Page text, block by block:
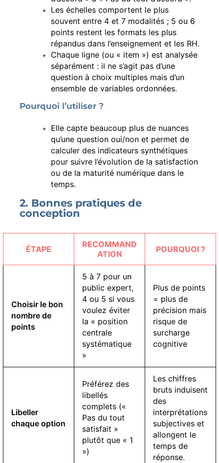
Les échelles comportent le plus
souvent entre 4 et 7 modalités ; 5 ou 6
points restent les formats les plus
répandus dans l’enseignement et les RH.
Chaque ligne (ou « item ») est analysée
séparément : il ne s’agit pas d’une
question à choix multiples mais d’un
ensemble de variables ordonnées.
Pourquoi l’utiliser ?
Elle capte beaucoup plus de nuances
qu’une question oui/non et permet de
calculer des indicateurs synthétiques
pour suivre l’évolution de la satisfaction
ou de la maturité numérique dans le
temps.
2. Bonnes pratiques de
conception
ÉTAPE
RECOMMAND
ATION
POURQUOI ?
Choisir le bon
nombre de
points
5 à 7 pour un
public expert,
4 ou 5 si vous
voulez éviter
la « position
centrale
systématique
»
Plus de points
= plus de
précision mais
risque de
surcharge
cognitive
Libeller
chaque option
Préférez des
libellés
complets («
Pas du tout
satisfait »
plutôt que « 1
»)
Les chiffres
bruts induisent
des
interprétations
subjectives et
allongent le
temps de
réponse.